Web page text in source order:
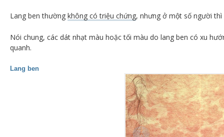
Lang ben thường không có triệu chứng, nhưng ở một số người thì
Nói chung, các dát nhạt màu hoặc tối màu do lang ben có xu
quanh.
Lang ben